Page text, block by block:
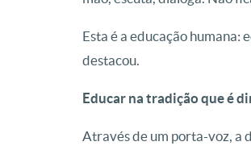
Esta é a educação humana:
destacou.
Educar na tradição que é
Através de um porta-voz, a